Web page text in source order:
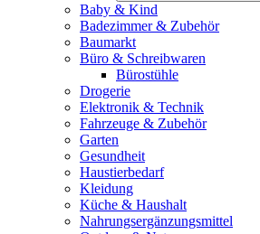
Baby & Kind
Badezimmer & Zubehör
Baumarkt
Büro & Schreibwaren
Bürostühle
Drogerie
Elektronik & Technik
Fahrzeuge & Zubehör
Garten
Gesundheit
Haustierbedarf
Kleidung
Küche & Haushalt
Nahrungsergänzungsmittel